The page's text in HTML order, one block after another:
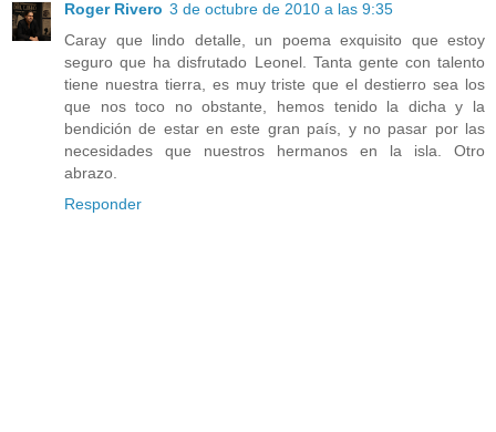
Roger Rivero 3 de octubre de 2010 a las 9:35
Caray que lindo detalle, un poema exquisito que estoy
seguro que ha disfrutado Leonel. Tanta gente con talento
tiene nuestra tierra, es muy triste que el destierro sea los
que nos toco no obstante, hemos tenido la dicha y la
bendición de estar en este gran país, y no pasar por las
necesidades que nuestros hermanos en la isla. Otro
abrazo.
Responder